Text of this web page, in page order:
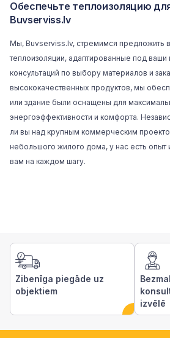
Обеспечьте теплоизоляцию
Buvserviss.lv
Мы, Buvserviss.lv, стремимся предложить
теплоизоляции, адаптированные под
консультаций по выбору материалов и
высококачественных продуктов, мы
или здание были оснащены для
энергоэффективности и комфорта.
ли вы над крупным коммерческим
небольшого жилого дома, у нас есть
вам на каждом шагу.
Zibenīga piegāde uz
objektiem
izvēlē